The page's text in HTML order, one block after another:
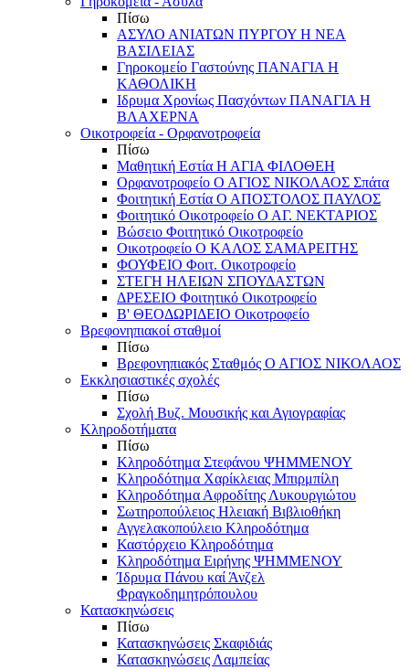
Πίσω
ΑΣΥΛΟ ΑΝΙΑΤΩΝ ΠΥΡΓΟΥ Η ΝΕΑ
ΒΑΣΙΛΕΙΑΣ
Γηροκομείο Γαστούνης ΠΑΝΑΓΙΑ Η
ΚΑΘΟΛΙΚΗ
Ιδρυμα Χρονίως Πασχόντων ΠΑΝΑΓΙΑ Η
ΒΛΑΧΕΡΝΑ
Οικοτροφεία - Ορφανοτροφεία
Πίσω
Μαθητική Εστία Η ΑΓΙΑ ΦΙΛΟΘΕΗ
Ορφανοτροφείο Ο ΑΓΙΟΣ ΝΙΚΟΛΑΟΣ Σπάτα
Φοιτητική Εστία Ο ΑΠΟΣΤΟΛΟΣ ΠΑΥΛΟΣ
Φοιτητικό Οικοτροφείο Ο ΑΓ. ΝΕΚΤΑΡΙΟΣ
Βώσειο Φοιτητικό Οικοτροφείο
Οικοτροφείο Ο ΚΑΛΟΣ ΣΑΜΑΡΕΙΤΗΣ
ΦΟΥΦΕΙΟ Φοιτ. Οικοτροφείο
ΣΤΕΓΗ ΗΛΕΙΩΝ ΣΠΟΥΔΑΣΤΩΝ
ΔΡΕΣΕΙΟ Φοιτητικό Οικοτροφείο
Β' ΘΕΟΔΩΡΙΔΕΙΟ Οικοτροφείο
Βρεφονηπιακοί σταθμοί
Πίσω
Βρεφονηπιακός Σταθμός Ο ΑΓΙΟΣ ΝΙΚΟΛΑΟΣ
Εκκλησιαστικές σχολές
Πίσω
Σχολή Βυζ. Μουσικής και Αγιογραφίας
Κληροδοτήματα
Πίσω
Κληροδότημα Στεφάνου ΨΗΜΜΕΝΟΥ
Κληροδότημα Χαρίκλειας Μπιρμπίλη
Κληροδότημα Αφροδίτης Λυκουργιώτου
Σωτηροπούλειος Ηλειακή Βιβλιοθήκη
Αγγελακοπούλειο Κληροδότημα
Καστόρχειο Κληροδότημα
Κληροδότημα Ειρήνης ΨΗΜΜΕΝΟΥ
Ίδρυμα Πάνου καί Άνζελ
Φραγκοδημητρόπουλου
Κατασκηνώσεις
Πίσω
Κατασκηνώσεις Σκαφιδιάς
Κατασκηνώσεις Λαμπείας